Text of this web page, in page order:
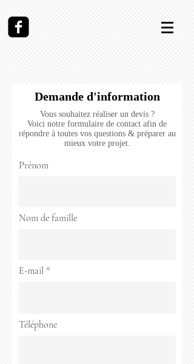
Demande d'information
Vous souhaitez réaliser un devis ?
Voici notre formulaire de contact afin de
répondre à toutes vos questions & préparer au
mieux votre projet.
Prénom
Nom de famille
E-mail
Téléphone